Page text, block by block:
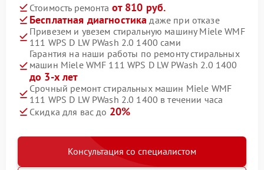
Стоимость ремонта от 810 руб.
Бесплатная диагностика даже при отказе
Привезем и увезем стиральную машину Miele WMF
111 WPS D LW PWash 2.0 1400 сами
Гарантия на наши работы по ремонту стиральных
машин Miele WMF 111 WPS D LW PWash 2.0 1400
до 3-х лет
Срочный ремонт стиральных машин Miele WMF
111 WPS D LW PWash 2.0 1400 в течении часа
Скидка для вас до 20%
Консультация со специалистом